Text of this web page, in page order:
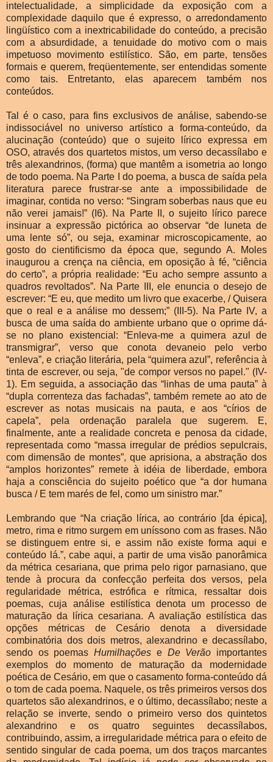
intelectualidade, a simplicidade da exposição com a
complexidade daquilo que é expresso, o arredondamento
lingüístico com a inextricabilidade do conteúdo, a precisão
com a absurdidade, a tenuidade do motivo com o mais
impetuoso movimento estilístico. São, em parte, tensões
formais e querem, freqüentemente, ser entendidas somente
como tais. Entretanto, elas aparecem também nos
conteúdos.
Tal é o caso, para fins exclusivos de análise, sabendo-se
indissociável no universo artístico a forma-conteúdo, da
alucinação (conteúdo) que o sujeito lírico expressa em
OSO, através dos quartetos mistos, um verso decassílabo e
três alexandrinos, (forma) que mantêm a isometria ao longo
de todo poema. Na Parte I do poema, a busca de saída pela
literatura parece frustrar-se ante a impossibilidade de
imaginar, contida no verso: “Singram soberbas naus que eu
não verei jamais!” (I6). Na Parte II, o sujeito lírico parece
insinuar a expressão pictórica ao observar “de luneta de
uma lente só”, ou seja, examinar microscopicamente, ao
gosto do cientificismo da época que, segundo A. Moles
inaugurou a crença na ciência, em oposição à fé, “ciência
do certo”, a própria realidade: “Eu acho sempre assunto a
quadros revoltados”. Na Parte III, ele enuncia o desejo de
escrever: “E eu, que medito um livro que exacerbe, / Quisera
que o real e a análise mo dessem;” (III-5). Na Parte IV, a
busca de uma saída do ambiente urbano que o oprime dá-
se no plano existencial: “Enleva-me a quimera azul de
transmigrar”, verso que conota devaneio pelo verbo
“enleva”, e criação literária, pela “quimera azul”, referência à
tinta de escrever, ou seja, "de compor versos no papel." (IV-
1). Em seguida, a associação das “linhas de uma pauta” à
“dupla correnteza das fachadas”, também remete ao ato de
escrever as notas musicais na pauta, e aos “círios de
capela”, pela ordenação paralela que sugerem. E,
finalmente, ante a realidade concreta e penosa da cidade,
representada como “massa irregular de prédios sepulcrais,
com dimensão de montes”, que aprisiona, a abstração dos
“amplos horizontes” remete à idéia de liberdade, embora
haja a consciência do sujeito poético que “a dor humana
busca / E tem marés de fel, como um sinistro mar.”
Lembrando que “Na criação lírica, ao contrário [da épica],
metro, rima e ritmo surgem em uníssono com as frases. Não
se distinguem entre si, e assim não existe forma aqui e
conteúdo lá.”, cabe aqui, a partir de uma visão panorâmica
da métrica cesariana, que prima pelo rigor parnasiano, que
tende à procura da confecção perfeita dos versos, pela
regularidade métrica, estrófica e rítmica, ressaltar dois
poemas, cuja análise estilística denota um processo de
maturação da lírica cesariana. A avaliação estilística das
opções métricas de Cesário denota a diversidade
combinatória dos dois metros, alexandrino e decassílabo,
sendo os poemasHumilhações e De Verão importantes
exemplos do momento de maturação da modernidade
poética de Cesário, em que o casamento forma-conteúdo dá
o tom de cada poema. Naquele, os três primeiros versos dos
quartetos são alexandrinos, e o último, decassílabo; neste a
relação se inverte, sendo o primeiro verso dos quintetos
alexandrino e os quatro seguintes decassílabos,
contribuindo, assim, a irregularidade métrica para o efeito de
sentido singular de cada poema, um dos traços marcantes